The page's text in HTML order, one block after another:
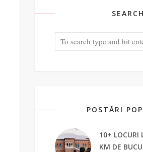
SEARCH
POSTĂRI
10+ LOCURI
KM DE